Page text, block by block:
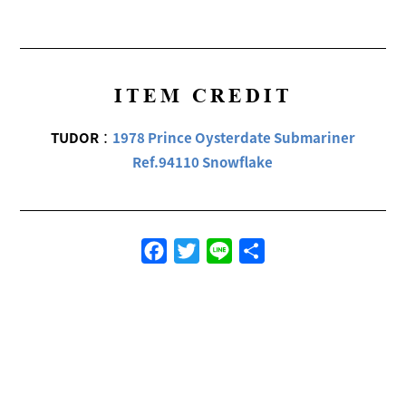
ITEM CREDIT
TUDOR： 1978 Prince Oysterdate Submariner
Ref.94110 Snowflake
FacebookTwitterLine